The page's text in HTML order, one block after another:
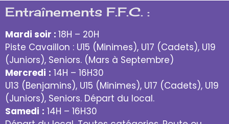
Entraînements F.F.C. :
Mardi soir : 18H – 20H
Piste Cavaillon : U15 (Minimes), U17 (Cadets), U19
(Juniors), Seniors. (Mars à Septembre)
Mercredi : 14H – 16H30
U13 (Benjamins), U15 (Minimes), U17 (Cadets), U19
(Juniors), Seniors. Départ du local.
Samedi : 14H – 16H30